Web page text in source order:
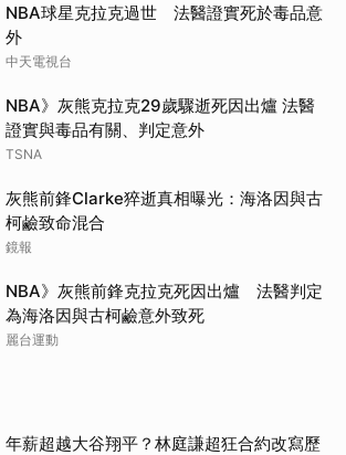
NBA球星克拉克過世 法醫證實死於毒品意
外
中天電視台
NBA》灰熊克拉克29歲驟逝死因出爐 法醫
證實與毒品有關、判定意外
TSNA
灰熊前鋒Clarke猝逝真相曝光：海洛因與古
柯鹼致命混合
鏡報
NBA》灰熊前鋒克拉克死因出爐 法醫判定
為海洛因與古柯鹼意外致死
麗台運動
年薪超越大谷翔平？林庭謙超狂合約改寫歷